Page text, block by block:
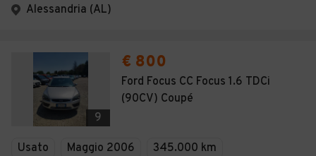
Alessandria (AL)
9
€ 800
Ford Focus CC Focus 1.6 TDCi
(90CV) Coupé
Usato Maggio 2006
345.000 km